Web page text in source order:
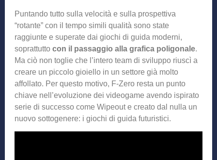
Puntando tutto sulla velocità e sulla prospettiva
“rotante” con il tempo simili qualità sono state
raggiunte e superate dai giochi di guida moderni,
soprattutto con il passaggio alla grafica poligonale.
Ma ciò non toglie che l’intero team di sviluppo riuscì a
creare un piccolo gioiello in un settore già molto
affollato. Per questo motivo, F-Zero resta un punto
chiave nell’evoluzione dei videogame avendo ispirato
serie di successo come Wipeout e creato dal nulla un
nuovo sottogenere: i giochi di guida futuristici.